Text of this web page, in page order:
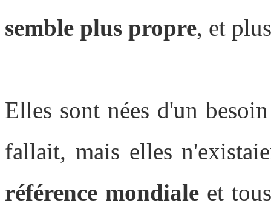
semble plus propre, et
Elles sont nées d'un
fallait, mais elles
référence mondiale et